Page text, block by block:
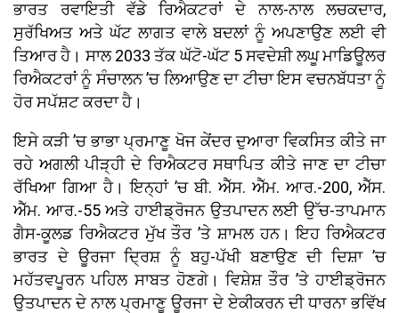
ਭਾਰਤ ਰਵਾਇਤੀ ਵੱਡੇ ਰਿਐਕਟਰਾਂ ਦੇ ਨਾਲ-ਨਾਲ ਲਚਕਦਾਰ,
ਸੁਰੱਖਿਅਤ ਅਤੇ ਘੱਟ ਲਾਗਤ ਵਾਲੇ ਬਦਲਾਂ ਨੂੰ ਅਪਣਾਉਣ ਲਈ ਵੀ
ਤਿਆਰ ਹੈ। ਸਾਲ 2033 ਤੱਕ ਘੱਟੋ-ਘੱਟ 5 ਸਵਦੇਸ਼ੀ ਲਘੂ ਮਾਡਿਊਲਰ
ਰਿਐਕਟਰਾਂ ਨੂੰ ਸੰਚਾਲਨ ’ਚ ਲਿਆਉਣ ਦਾ ਟੀਚਾ ਇਸ ਵਚਨਬੱਧਤਾ ਨੂੰ
ਹੋਰ ਸਪੱਸ਼ਟ ਕਰਦਾ ਹੈ।
ਇਸੇ ਕੜੀ ’ਚ ਭਾਭਾ ਪ੍ਰਮਾਣੂ ਖੋਜ ਕੇਂਦਰ ਦੁਆਰਾ ਵਿਕਸਿਤ ਕੀਤੇ ਜਾ
ਰਹੇ ਅਗਲੀ ਪੀੜ੍ਹੀ ਦੇ ਰਿਐਕਟਰ ਸਥਾਪਿਤ ਕੀਤੇ ਜਾਣ ਦਾ ਟੀਚਾ
ਰੱਖਿਆ ਗਿਆ ਹੈ। ਇਨ੍ਹਾਂ ’ਚ ਬੀ. ਐੱਸ. ਐੱਮ. ਆਰ.-200, ਐੱਸ.
ਐੱਮ. ਆਰ.-55 ਅਤੇ ਹਾਈਡ੍ਰੋਜਨ ਉਤਪਾਦਨ ਲਈ ਉੱਚ-ਤਾਪਮਾਨ
ਗੈਸ-ਕੂਲਡ ਰਿਐਕਟਰ ਮੁੱਖ ਤੌਰ ’ਤੇ ਸ਼ਾਮਲ ਹਨ। ਇਹ ਰਿਐਕਟਰ
ਭਾਰਤ ਦੇ ਊਰਜਾ ਦ੍ਰਿਸ਼ ਨੂੰ ਬਹੁ-ਪੱਖੀ ਬਣਾਉਣ ਦੀ ਦਿਸ਼ਾ ’ਚ
ਮਹੱਤਵਪੂਰਨ ਪਹਿਲ ਸਾਬਤ ਹੋਣਗੇ। ਵਿਸ਼ੇਸ਼ ਤੌਰ ’ਤੇ ਹਾਈਡ੍ਰੋਜਨ
ਉਤਪਾਦਨ ਦੇ ਨਾਲ ਪ੍ਰਮਾਣੂ ਊਰਜਾ ਦੇ ਏਕੀਕਰਨ ਦੀ ਧਾਰਨਾ ਭਵਿੱਖ